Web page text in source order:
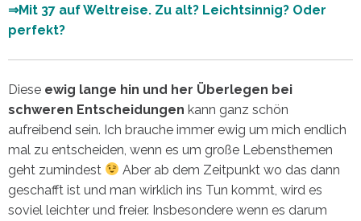
⇒Mit 37 auf Weltreise. Zu alt? Leichtsinnig? Oder
perfekt?
Diese ewig lange hin und her Überlegen bei
schweren Entscheidungen kann ganz schön
aufreibend sein. Ich brauche immer ewig um mich endlich
mal zu entscheiden, wenn es um große Lebensthemen
geht zumindest
Aber ab dem Zeitpunkt wo das dann
geschafft ist und man wirklich ins Tun kommt, wird es
soviel leichter und freier. Insbesondere wenn es darum